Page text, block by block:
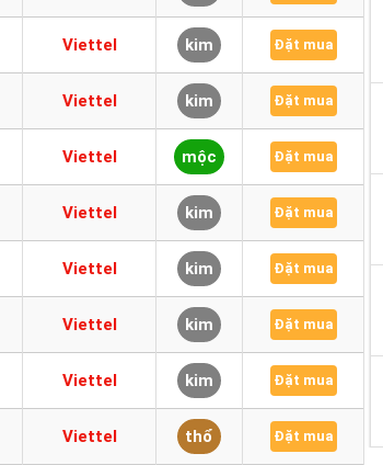
Viettel kim Đặt mua
Viettel kim Đặt mua
Viettel mộc Đặt mua
Viettel kim Đặt mua
Viettel kim Đặt mua
Viettel kim Đặt mua
Viettel kim Đặt mua
Viettel thổ Đặt mua